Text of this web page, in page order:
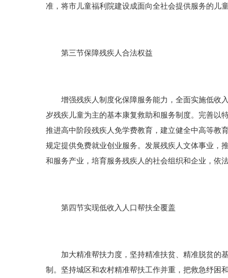
准，将市儿童福利院建设成面向全社会提供服务的儿
第三节保障残疾人合法权益
增强残疾人制度化保障服务能力，全面实施低收
岁残疾儿童为主的基本康复救助和服务制度。完善以
推进高中阶段残疾人免学费教育，建立健全中高等教
规定提供免费就业创业服务。发展残疾人文体事业，
和服务产业，培育服务残疾人的社会组织和企业，依
第四节实现低收入人口帮扶全覆盖
加大精准帮扶力度，坚持精准扶贫、精准脱贫的基
制。坚持城区和农村精准帮扶工作并重，把救急纾困